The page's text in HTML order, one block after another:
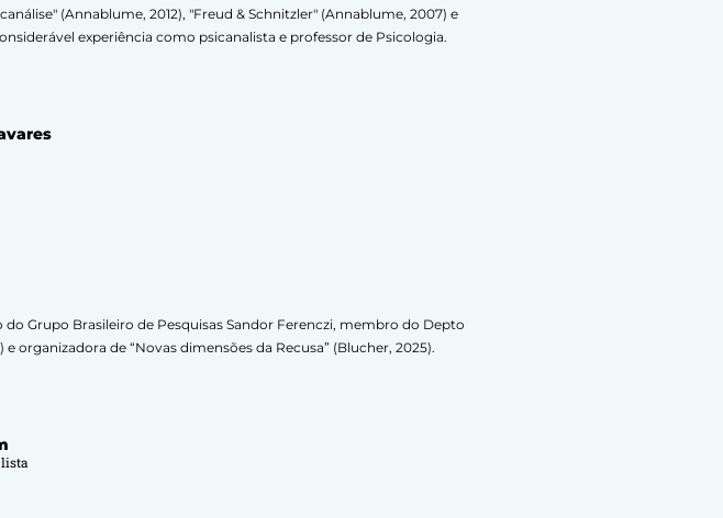
(Annablume, 2012), "Freud & Schnitzler" (Annablume, 2007) e
experiência como psicanalista e professor de Psicologia.
Grupo Brasileiro de Pesquisas Sandor Ferenczi, membro do Depto
organizadora de “Novas dimensões da Recusa” (Blucher, 2025).